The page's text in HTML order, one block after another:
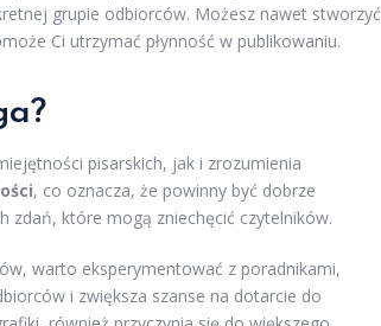
grupie odbiorców. Możesz nawet stworzyć
Ci utrzymać płynność w publikowaniu.
pisarskich, jak i zrozumienia
, co oznacza, że powinny być dobrze
zdań, które mogą zniechęcić czytelników.
warto eksperymentować z poradnikami,
i zwiększa szanse na dotarcie do